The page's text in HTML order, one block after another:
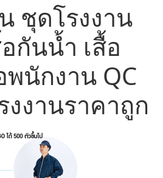
ชุดโรงงาน
กันน้ำ เสื้อ
นักงาน QC
งงานราคาถูก